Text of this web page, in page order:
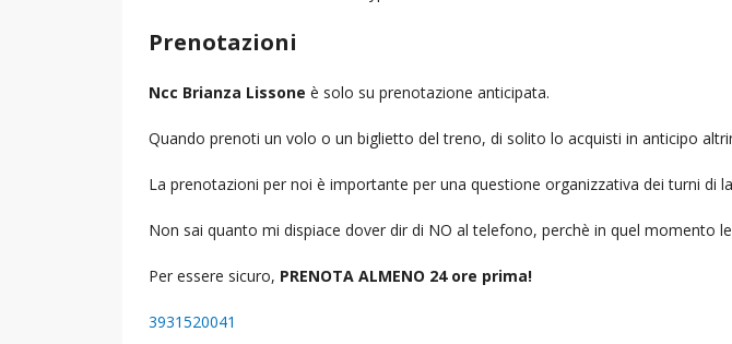
Prenotazioni
Ncc Brianza Lissone è solo su prenotazione anticipata.
Quando prenoti un volo o un biglietto del treno, di solito lo acquisti in anticipo
La prenotazioni per noi è importante per una questione organizzativa dei turni di
Non sai quanto mi dispiace dover dir di NO al telefono, perchè in quel momento
Per essere sicuro, PRENOTA ALMENO 24 ore prima!
3931520041